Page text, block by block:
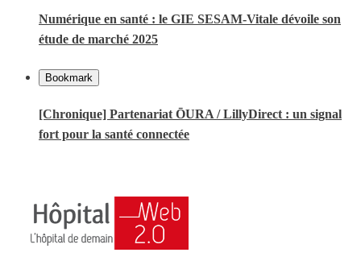
Numérique en santé : le GIE SESAM-Vitale dévoile son
étude de marché 2025
Bookmark
[Chronique] Partenariat ŌURA / LillyDirect : un signal
fort pour la santé connectée